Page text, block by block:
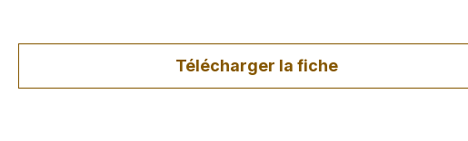
Télécharger la fiche